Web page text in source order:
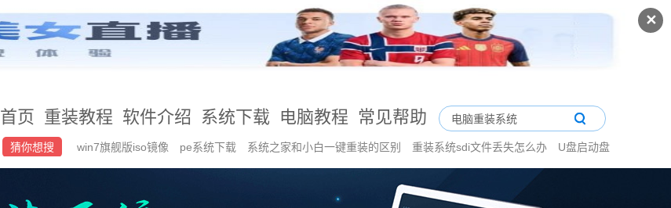
✕
首页 重装教程 软件介绍 系统下载 电脑教程 常见帮助
猜你想搜 win7旗舰版iso镜像 pe系统下载 系统之家和小白一键重装的区别 重装系统sdi文件丢失怎么办
U盘启动盘